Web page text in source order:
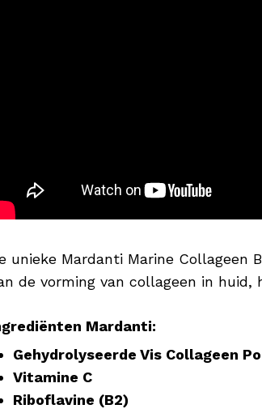
unieke Mardanti Marine Collageen
de vorming van collageen in huid,
Mardanti:
Gehydrolyseerde Vis Collageen
Vitamine C
Riboflavine (B2)